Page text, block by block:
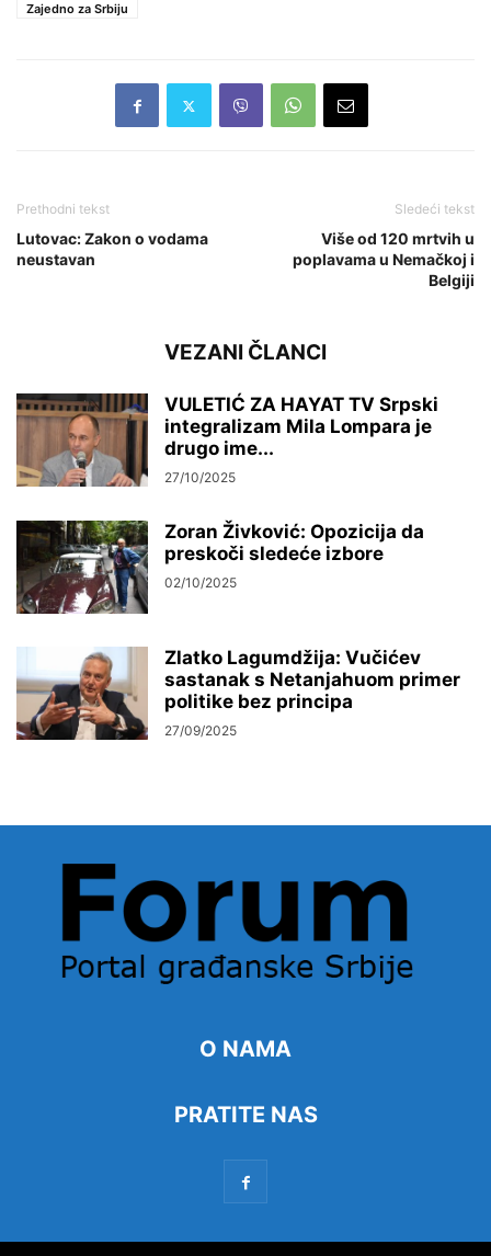
Zajedno za Srbiju
Prethodni tekst
Lutovac: Zakon o vodama
neustavan
Sledeći tekst
Više od 120 mrtvih u
poplavama u Nemačkoj i
Belgiji
VEZANI ČLANCI
VULETIĆ ZA HAYAT TV Srpski
integralizam Mila Lompara je
drugo ime...
27/10/2025
Zoran Živković: Opozicija da
preskoči sledeće izbore
02/10/2025
Zlatko Lagumdžija: Vučićev
sastanak s Netanjahuom primer
politike bez principa
27/09/2025
O NAMA
PRATITE NAS